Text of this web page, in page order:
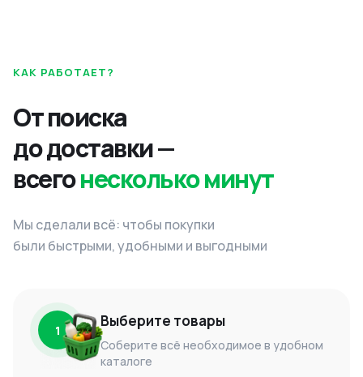
КАК РАБОТАЕТ?
От поиска
до доставки —
всегонесколько минут
Мы сделали всё: чтобы покупки
были быстрыми, удобными и выгодными
1 Выберите товары
Соберите всё необходимое в удобном
каталоге